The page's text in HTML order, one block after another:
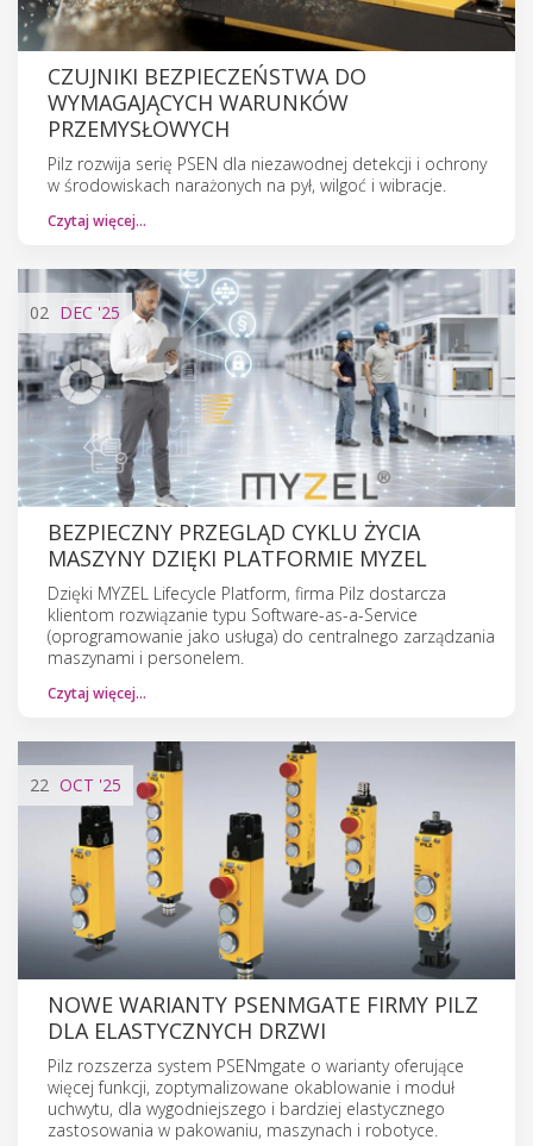
CZUJNIKI BEZPIECZEŃSTWA DO
WYMAGAJĄCYCH WARUNKÓW
PRZEMYSŁOWYCH
Pilz rozwija serię PSEN dla niezawodnej detekcji i ochrony
w środowiskach narażonych na pył, wilgoć i wibracje.
Czytaj więcej…
02 DEC '25
BEZPIECZNY PRZEGLĄD CYKLU ŻYCIA
MASZYNY DZIĘKI PLATFORMIE MYZEL
Dzięki MYZEL Lifecycle Platform, firma Pilz dostarcza
klientom rozwiązanie typu Software-as-a-Service
(oprogramowanie jako usługa) do centralnego zarządzania
maszynami i personelem.
Czytaj więcej…
22 OCT '25
NOWE WARIANTY PSENMGATE FIRMY PILZ
DLA ELASTYCZNYCH DRZWI
Pilz rozszerza system PSENmgate o warianty oferujące
więcej funkcji, zoptymalizowane okablowanie i moduł
uchwytu, dla wygodniejszego i bardziej elastycznego
zastosowania w pakowaniu, maszynach i robotyce.